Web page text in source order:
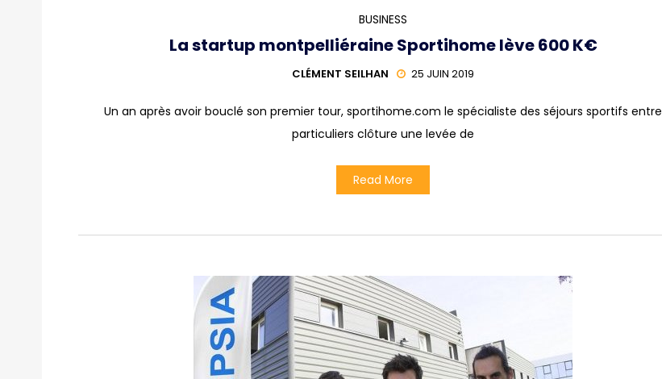
BUSINESS
La startup montpelliéraine Sportihome lève 600 K€
CLÉMENT SEILHAN 25 JUIN 2019
Un an après avoir bouclé son premier tour, sportihome.com le spécialiste des séjours sportifs entre
particuliers clôture une levée de
Read More